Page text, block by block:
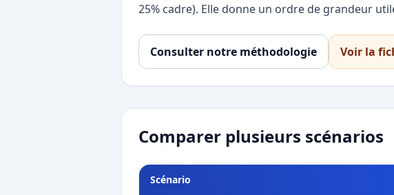
25% cadre). Elle donne un ordre de grandeur
Consulter notre méthodologie Voir la
Comparer plusieurs scénarios
Scénario